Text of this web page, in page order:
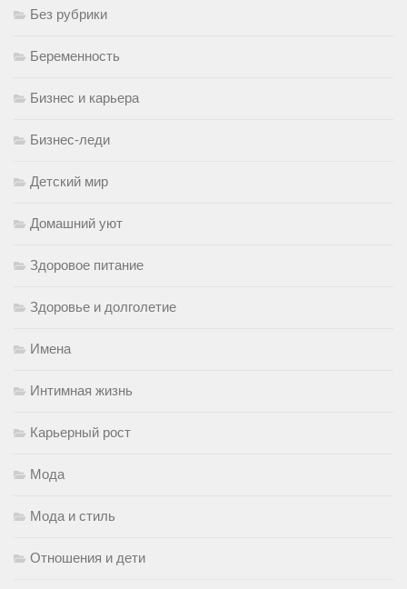
Без рубрики
Беременность
Бизнес и карьера
Бизнес-леди
Детский мир
Домашний уют
Здоровое питание
Здоровье и долголетие
Имена
Интимная жизнь
Карьерный рост
Мода
Мода и стиль
Отношения и дети